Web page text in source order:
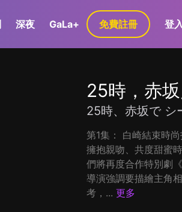
深夜 GaLa+ 免費註冊 登
25時，赤
25時、赤坂で シ
第1集： 白崎結束時
擁抱親吻、共度甜蜜
們將再度合作特別劇
導演強調要描繪主角
考，... 更多